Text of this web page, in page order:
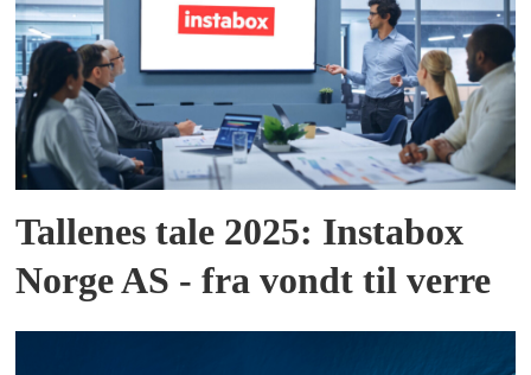
Tallenes tale 2025: Instabox
Norge AS - fra vondt til verre